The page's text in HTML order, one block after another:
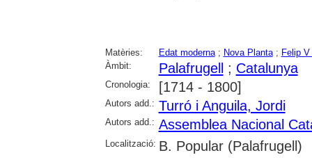
Matèries: Edat moderna; Nova Planta; Felip
Àmbit:
Palafrugell ; Catalunya
Cronologia: [1714 - 1800]
Autors add.: Turró i Anguila, Jordi
Autors add.: Assemblea Nacional
Localització: B. Popular (Palafrugell)